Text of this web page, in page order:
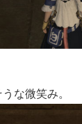
な微笑み。